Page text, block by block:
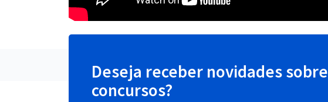
Deseja receber novidades sobre
concursos?